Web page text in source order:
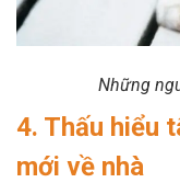
Những
4. Thấu hiểu
mới về nhà